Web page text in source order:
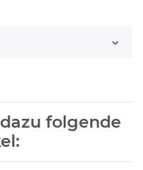
folgende